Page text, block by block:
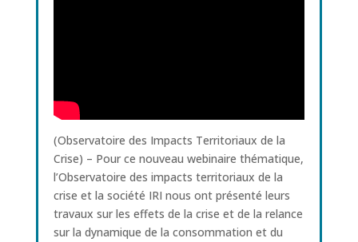
(Observatoire des Impacts Territoriaux de la
Crise) – Pour ce nouveau webinaire thématique,
l’Observatoire des impacts territoriaux de la
crise et la société IRI nous ont présenté leurs
travaux sur les effets de la crise et de la relance
sur la dynamique de la consommation et du